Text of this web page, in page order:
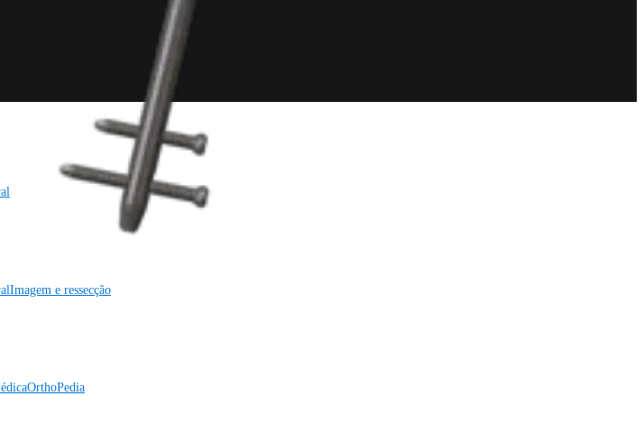
Imagem e ressecção
OrthoPedia